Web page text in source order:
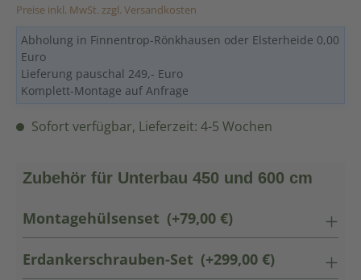
Preise inkl. MwSt. zzgl. Versandkosten
Abholung in Finnentrop-Rönkhausen oder Elsterheide 0,00
Euro
Lieferung pauschal 249,- Euro
Komplett-Montage auf Anfrage
Sofort verfügbar, Lieferzeit: 4-5 Wochen
Zubehör für Unterbau 450 und 600 cm
Montagehülsenset (+79,00 €)
Erdankerschrauben-Set (+299,00 €)